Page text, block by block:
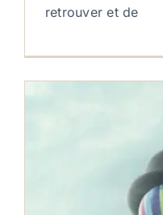
retrouver et de